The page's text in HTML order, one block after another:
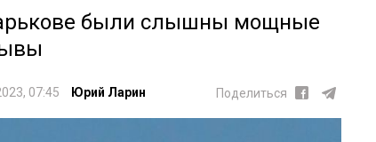
были слышны мощные
07:45 Юрий Ларин Поделиться